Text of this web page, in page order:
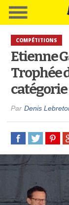
COMPÉTITIONS
Etienne
Trophée
catégorie
Par Denis